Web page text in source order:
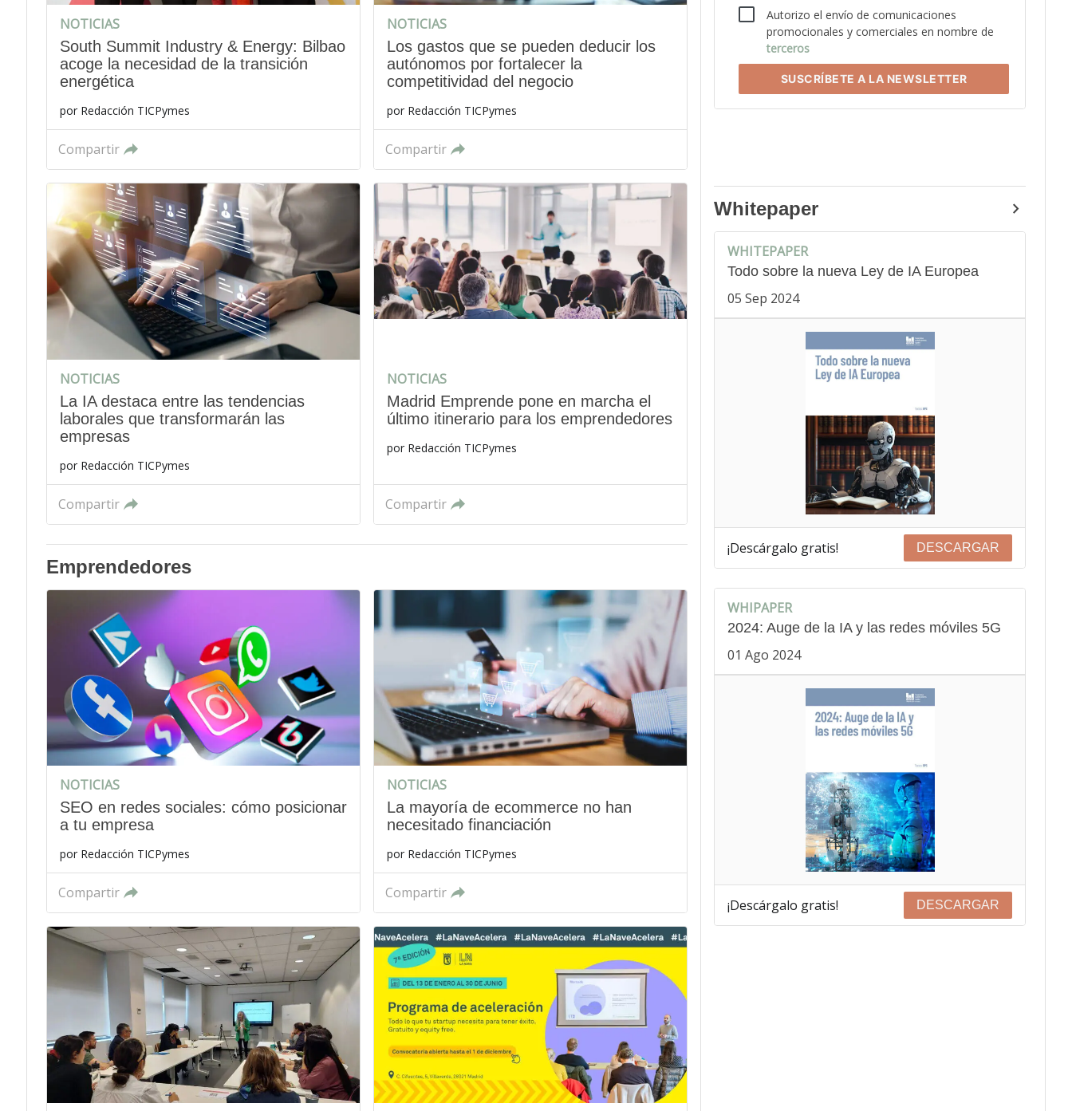
NOTICIAS
South Summit Industry & Energy: Bilbao
acoge la necesidad de la transición
energética
por Redacción TICPymes
Compartir
NOTICIAS
Los gastos que se pueden deducir los
autónomos por fortalecer la
competitividad del negocio
por Redacción TICPymes
Compartir
NOTICIAS
La IA destaca entre las tendencias
laborales que transformarán las
empresas
por Redacción TICPymes
Compartir
NOTICIAS
Madrid Emprende pone en marcha el
último itinerario para los emprendedores
por Redacción TICPymes
Compartir
Emprendedores
NOTICIAS
SEO en redes sociales: cómo posicionar
a tu empresa
por Redacción TICPymes
Compartir
NOTICIAS
La mayoría de ecommerce no han
necesitado financiación
por Redacción TICPymes
Compartir
Autorizo el envío de comunicaciones
promocionales y comerciales en nombre de
terceros
SUSCRÍBETE A LA NEWSLETTER
Whitepaper
WHITEPAPER
Todo sobre la nueva Ley de IA Europea
05 Sep 2024
¡Descárgalo gratis! DESCARGAR
WHIPAPER
2024: Auge de la IA y las redes móviles 5G
01 Ago 2024
¡Descárgalo gratis! DESCARGAR